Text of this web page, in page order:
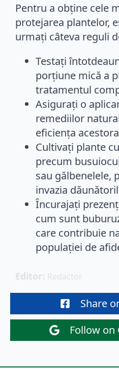
Pentru a obține cele
protejarea plantelor,
urmați câteva reguli
Testați
porțiune mică a
tratamentul
Asigurați o
remediilor
eficiența
Cultivați plante
precum
sau gălbenelele,
invazia
Încurajați
cum sunt
care contribuie
populației de
Editor: Redactor
Share
Follow on